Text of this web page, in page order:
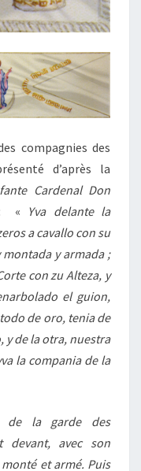
compagnies des
d’après la
Cardenal Don
: « Yva delante la
a cavallo con su
y armada ;
con zu Alteza, y
el guion,
de oro, tenia de
y de la otra, nuestra
la compania de la
de la garde des
devant, avec son
et armé. Puis